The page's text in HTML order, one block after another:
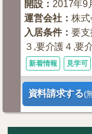
開設 ： 2017年9
運営会社 ：株式
入居条件：要支
３,要介護４,要
新着情報 見学可
資料請求する(